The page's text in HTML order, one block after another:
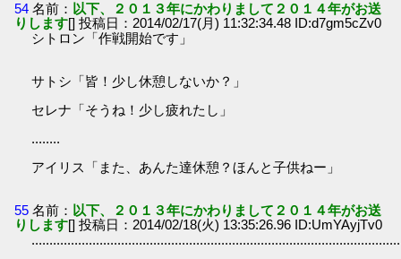
54 名前： 以下、２０１３年にかわりまして２０１４年がお送
りします[] 投稿日：2014/02/17(月) 11:32:34.48 ID:d7gm5cZv0
シトロン「作戦開始です」
サトシ「皆！少し休憩しないか？」
セレナ「そうね！少し疲れたし」
........
アイリス「また、あんた達休憩？ほんと子供ねー」
55 名前： 以下、２０１３年にかわりまして２０１４年がお送
りします[] 投稿日：2014/02/18(火) 13:35:26.96 ID:UmYAyjTv0